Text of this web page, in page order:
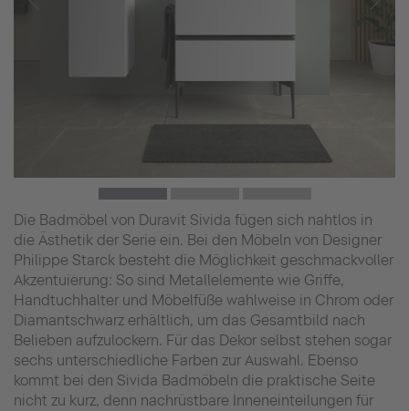
Die Badmöbel von Duravit Sivida fügen sich nahtlos in
die Ästhetik der Serie ein. Bei den Möbeln von Designer
Philippe Starck besteht die Möglichkeit geschmackvoller
Akzentuierung: So sind Metallelemente wie Griffe,
Handtuchhalter und Möbelfüße wahlweise in Chrom oder
Diamantschwarz erhältlich, um das Gesamtbild nach
Belieben aufzulockern. Für das Dekor selbst stehen sogar
sechs unterschiedliche Farben zur Auswahl. Ebenso
kommt bei den Sivida Badmöbeln die praktische Seite
nicht zu kurz, denn nachrüstbare Inneneinteilungen für